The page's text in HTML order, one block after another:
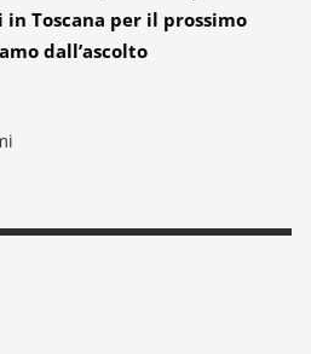
Toscana per il prossimo
dall’ascolto
archivi: quali politiche e strumenti